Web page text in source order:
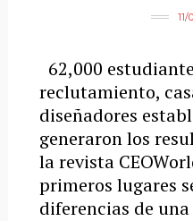
11/
62,000
reclutamiento,
diseñadores
generaron los
la revista
primeros lugares
diferencias de